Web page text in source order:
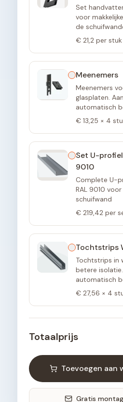
Set
voor
de
€ 21,2 per stuk
Meenemers
Meenemers
glasplaten.
automatisch
€ 13,25 × 4
Set U-
9010
Complete U-
RAL 9010
schuifwand
€ 219,42 per
Tochtstrips
Tochtstrips in
betere
automatisch
€ 27,56 × 4
Totaalprijs
Toevoegen aan
Gratis